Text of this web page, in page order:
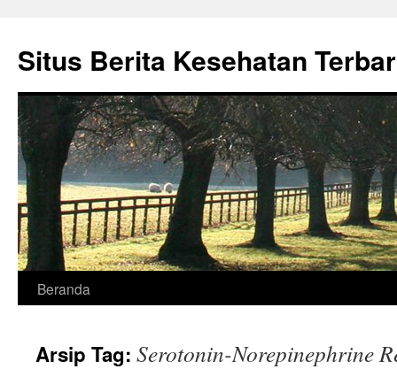
Situs Berita Kesehatan
Langsung
isi
Beranda
Arsip Tag: Serotonin-Norepinephrine